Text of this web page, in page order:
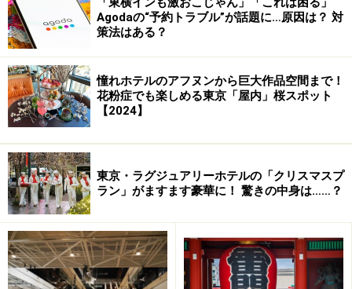
今夏、新神戸駅近くにオープンした「パルテノン神戸」
は手の届く範囲で、ベルサイユ宮殿にあったミラーキャ
ビネットなどが手に入るというアンティークショップ。
「新神戸オリエンタルホテル」の一筋東にあるショダリ
ビル21の2階にあります。
Agodaの“予約トラブル”が話題に…原因は？ 対
策法はある？
憧れホテルのアフヌンから巨大作品空間まで！
花粉症でも楽しめる東京「屋内」桜スポット
【2024】
東京・ラグジュアリーホテルの「クリスマスプ
ラン」がますます豪華に！ 驚きの中身は……？